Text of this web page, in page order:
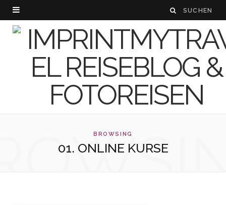
BROWSING
01. ONLINE KURSE